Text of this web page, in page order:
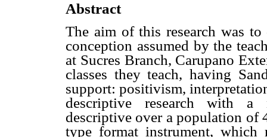
Abstract
The aim of this research was
conception assumed by the
at Sucres Branch, Carupano
classes they teach, having
support: positivism,
descriptive research with a
descriptive over a population of
type format instrument,